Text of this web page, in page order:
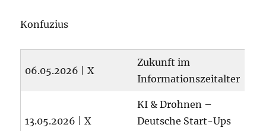
Konfuzius
06.05.2026 | X
Zukunft im
Informationszeitalter
13.05.2026 | X
KI & Drohnen –
Deutsche Start-Ups